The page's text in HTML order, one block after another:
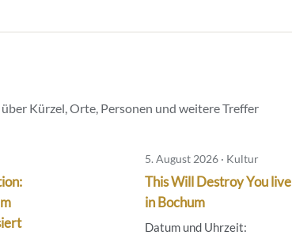
Kürzel, Orte, Personen und weitere Treffer
5. August 2026 · Kultur
This Will Destroy You live
in Bochum
Datum und Uhrzeit: